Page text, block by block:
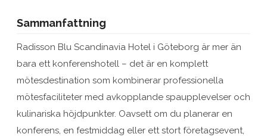
Sammanfattning
Radisson Blu Scandinavia Hotel i Göteborg är mer än
bara ett konferenshotell – det är en komplett
mötesdestination som kombinerar professionella
mötesfaciliteter med avkopplande spaupplevelser och
kulinariska höjdpunkter. Oavsett om du planerar en
konferens, en festmiddag eller ett stort företagsevent,